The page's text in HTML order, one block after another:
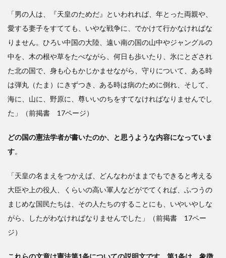
「男の人は、『天皇のためだ』といわれれば、年とった両親や、
愛する妻子をすてても、いやな戦争に、でかけて行かなければな
りません。ひろい中国の大陸、遠い南の国の山中やジャングルの
中を、木の根や草をたべながら、何日も歩いたり、氷にとざされ
た北の国で、身も心もかじかませながら、守りについて、ある時
は弾丸（たま）にきずつき、ある時は病のために倒れ、そして、
海に、山に、野原に、尊いいのちをすてなければなりませんでし
た」（前掲書 17ページ）
どの国の憲法学者が書いたのか、と思うような内容になっていま
す。
「天皇の名まえをつかえば、どんなわがままでもできると考える
大臣や上の役人、くらいの高い軍人などがでてくれば、ふつうの
まじめな国民たちは、その人たちのすることにも、いやいやしな
がら、したがわなければなりませんでした」（前掲書 17ペー
ジ）
これらの文章は憲法第1条についての説明文です。第1条は、象徴